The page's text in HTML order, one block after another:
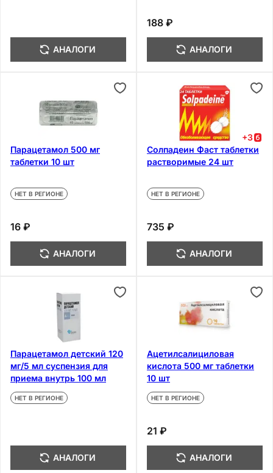
АНАЛОГИ
188 ₽
АНАЛОГИ
Парацетамол 500 мг
таблетки 10 шт
НЕТ В РЕГИОНЕ
16 ₽
АНАЛОГИ
+3
Солпадеин Фаст таблетки
растворимые 24 шт
НЕТ В РЕГИОНЕ
735 ₽
АНАЛОГИ
Парацетамол детский 120
мг/5 мл суспензия для
приема внутрь 100 мл
НЕТ В РЕГИОНЕ
АНАЛОГИ
Ацетилсалициловая
кислота 500 мг таблетки
10 шт
НЕТ В РЕГИОНЕ
21 ₽
АНАЛОГИ